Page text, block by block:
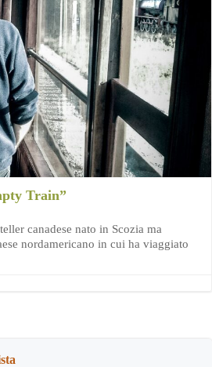
Train”
canadese nato in Scozia ma
nordamericano in cui ha viaggiato